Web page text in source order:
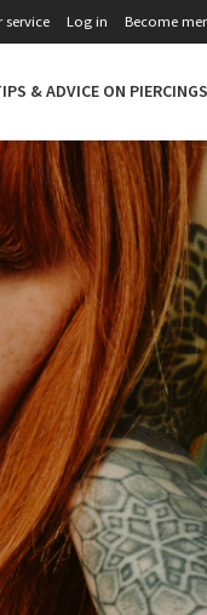
service Log in Become
& ADVICE ON PIERCINGS